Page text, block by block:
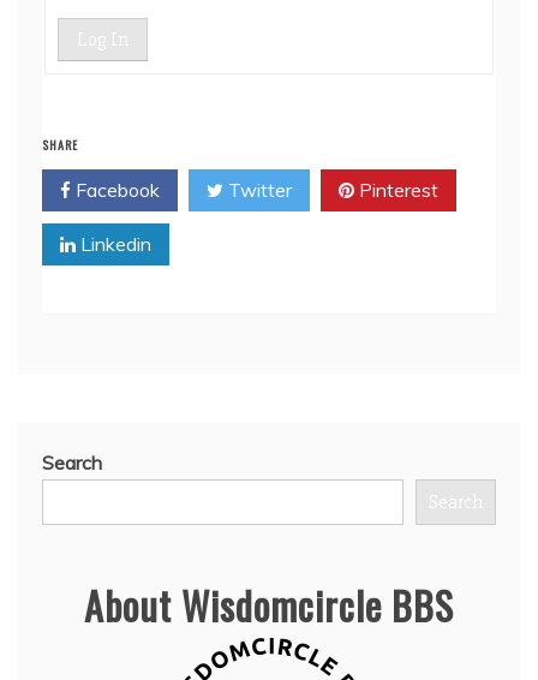
Log In
SHARE
Facebook Twitter Pinterest
Linkedin
Search
Search
About Wisdomcircle BBS